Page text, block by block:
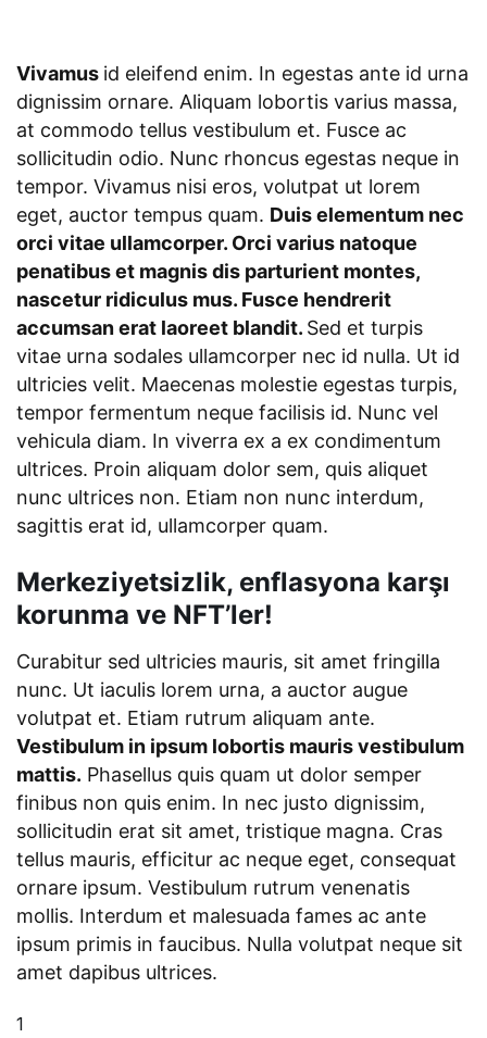
Vivamus id eleifend enim. In egestas ante id urna
dignissim ornare. Aliquam lobortis varius massa,
at commodo tellus vestibulum et. Fusce ac
sollicitudin odio. Nunc rhoncus egestas neque in
tempor. Vivamus nisi eros, volutpat ut lorem
eget, auctor tempus quam. Duis elementum nec
orci vitae ullamcorper. Orci varius natoque
penatibus et magnis dis parturient montes,
nascetur ridiculus mus. Fusce hendrerit
accumsan erat laoreet blandit. Sed et turpis
vitae urna sodales ullamcorper nec id nulla. Ut id
ultricies velit. Maecenas molestie egestas turpis,
tempor fermentum neque facilisis id. Nunc vel
vehicula diam. In viverra ex a ex condimentum
ultrices. Proin aliquam dolor sem, quis aliquet
nunc ultrices non. Etiam non nunc interdum,
sagittis erat id, ullamcorper quam.
Merkeziyetsizlik, enflasyona karşı
korunma ve NFT’ler!
Curabitur sed ultricies mauris, sit amet fringilla
nunc. Ut iaculis lorem urna, a auctor augue
volutpat et. Etiam rutrum aliquam ante.
Vestibulum in ipsum lobortis mauris vestibulum
mattis. Phasellus quis quam ut dolor semper
finibus non quis enim. In nec justo dignissim,
sollicitudin erat sit amet, tristique magna. Cras
tellus mauris, efficitur ac neque eget, consequat
ornare ipsum. Vestibulum rutrum venenatis
mollis. Interdum et malesuada fames ac ante
ipsum primis in faucibus. Nulla volutpat neque sit
amet dapibus ultrices.
1